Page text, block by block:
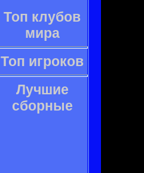
Топ клубов
мира
Топ игроков
Лучшие
сборные